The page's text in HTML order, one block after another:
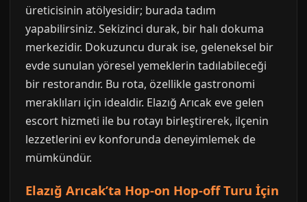
üreticisinin atölyesidir; burada tadım
yapabilirsiniz. Sekizinci durak, bir halı dokuma
merkezidir. Dokuzuncu durak ise, geleneksel bir
evde sunulan yöresel yemeklerin tadılabileceği
bir restorandır. Bu rota, özellikle gastronomi
meraklıları için idealdir. Elazığ Arıcak eve gelen
escort hizmeti ile bu rotayı birleştirerek, ilçenin
lezzetlerini ev konforunda deneyimlemek de
mümkündür.
Elazığ Arıcak’ta Hop-on Hop-off Turu İçin